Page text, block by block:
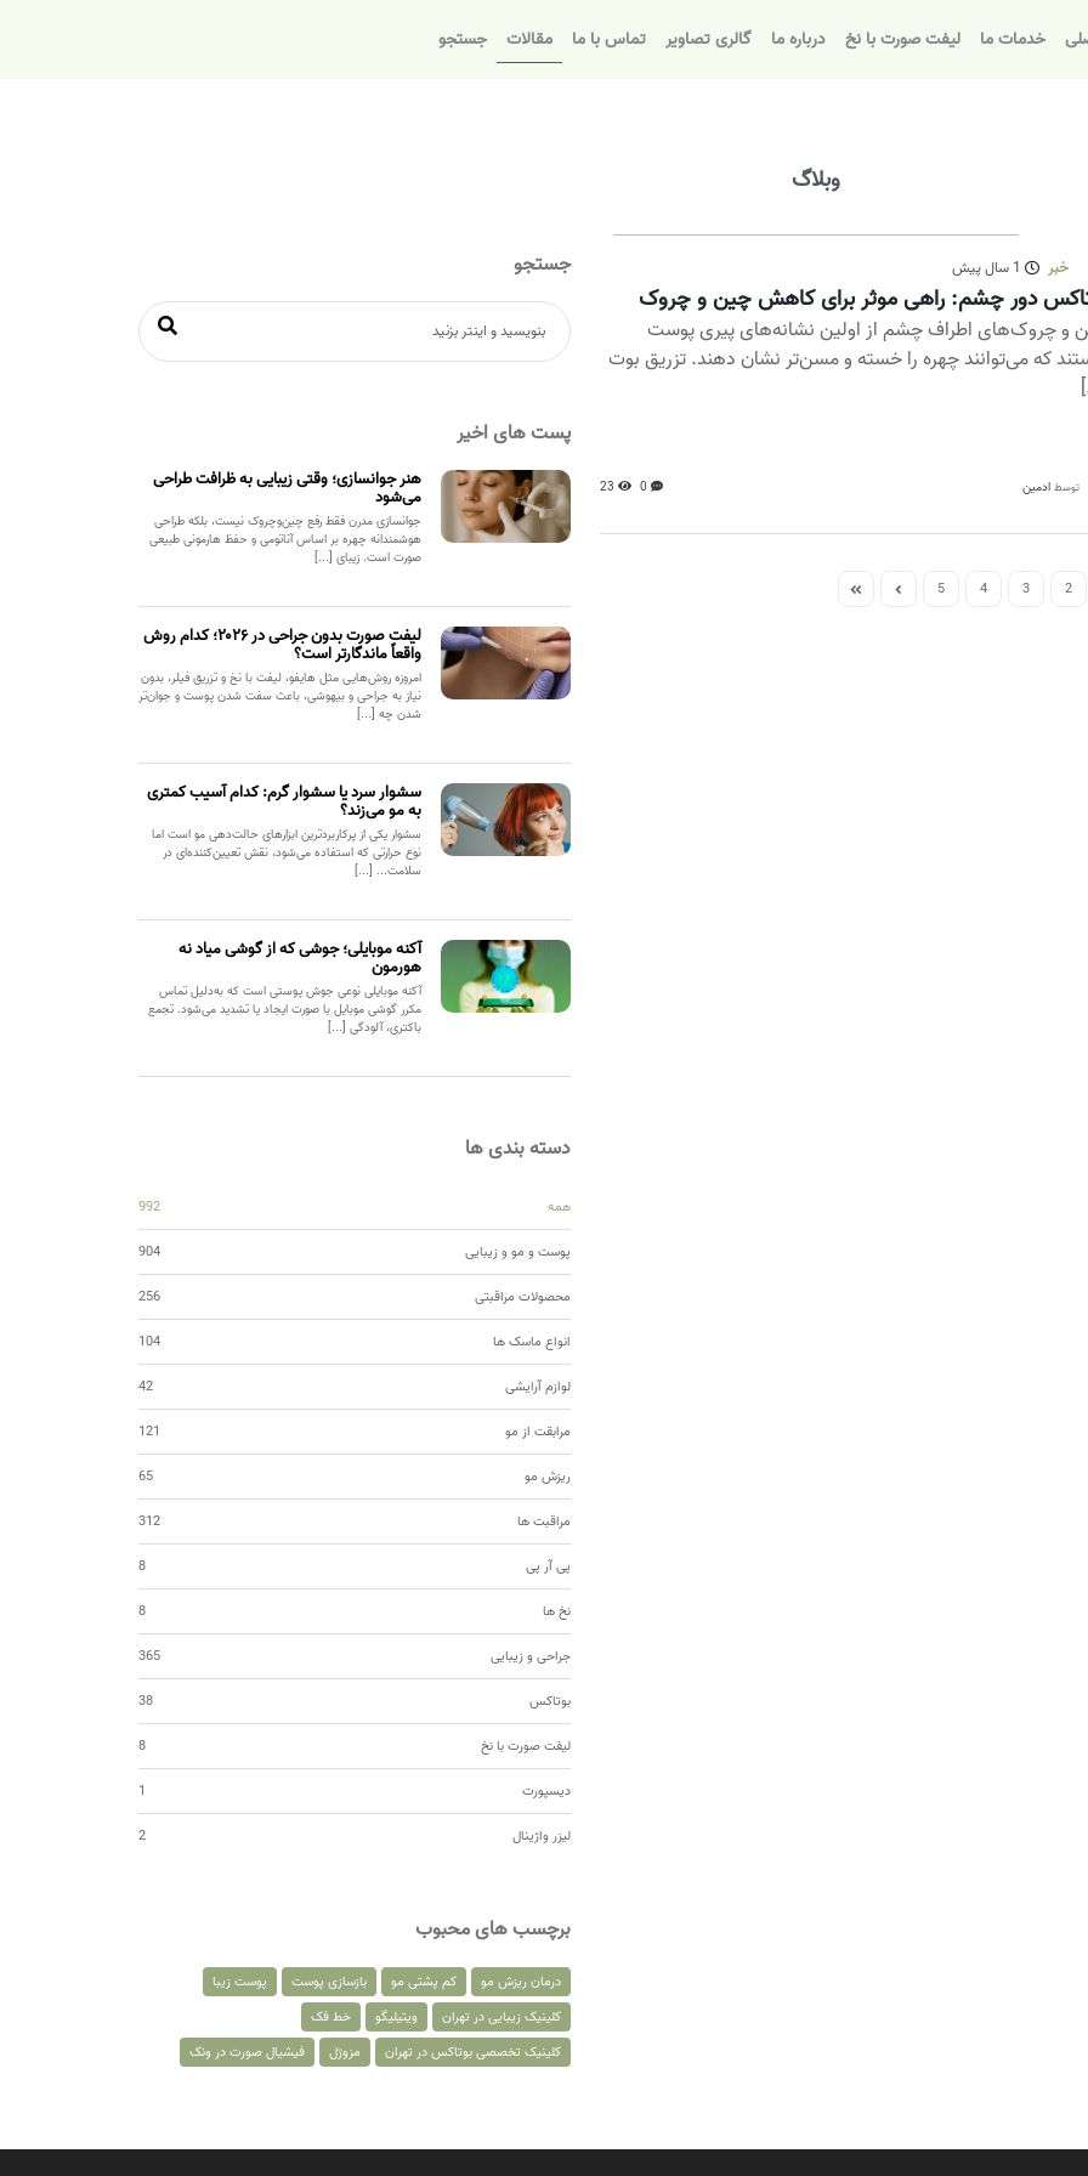
خدمات ما لیفت صورت با نخ درباره ما گالری تصاویر تماس با ما مقالات جستجو
وبلاگ
خبر 1 سال پیش
دور چشم: راهی موثر برای کاهش چین و چروک
و چروک‌های اطراف چشم از اولین نشانه‌های پیری پوست
که می‌توانند چهره را خسته و مسن‌تر نشان دهند. تزریق بوت
توسطادمین 0
23
2
3
4
5
جستجو
پست های اخیر
هنر جوانسازی؛ وقتی زیبایی به ظرافت طراحی
می‌شود
جوانسازی مدرن فقط رفع چین‌وچروک نیست، بلکه طراحی
هوشمندانه چهره بر اساس آناتومی و حفظ هارمونی طبیعی
صورت است. زیبای [...]
لیفت صورت بدون جراحی در ۲۰۲۶؛ کدام روش
واقعاً ماندگارتر است؟
امروزه روش‌هایی مثل هایفو، لیفت با نخ و تزریق فیلر، بدون
نیاز به جراحی و بیهوشی، باعث سفت شدن پوست و جوان‌تر
شدن چه [...]
سشوار سرد یا سشوار گرم: کدام آسیب کمتری
به مو می‌زند؟
سشوار یکی از پرکاربردترین ابزارهای حالت‌دهی مو است اما
نوع حرارتی که استفاده می‌شود، نقش تعیین‌کننده‌ای در
سلامت... [...]
آکنه موبایلی؛ جوشی که از گوشی میاد نه
هورمون
آکنه موبایلی نوعی جوش پوستی است که به‌دلیل تماس
مکرر گوشی موبایل با صورت ایجاد یا تشدید می‌شود. تجمع
باکتری، آلودگی [...]
دسته بندی ها
همه 992
پوست و مو و زیبایی 904
محصولات مراقبتی 256
انواع ماسک ها 104
لوازم آرایشی 42
مرابقت از مو 121
ریزش مو 65
مراقبت ها 312
پی آر پی 8
نخ ها 8
جراحی و زیبایی 365
بوتاکس 38
لیفت صورت با نخ 8
دیسپورت 1
لیزر واژینال 2
برچسب های محبوب
درمان ریزش مو کم پشتی مو بازسازی پوست
پوست زیبا
کلینیک زیبایی در تهران
ویتیلیگو
خط فک
کلینیک تخصصی بوتاکس در تهران
مزوژل فیشیال صورت در ونک